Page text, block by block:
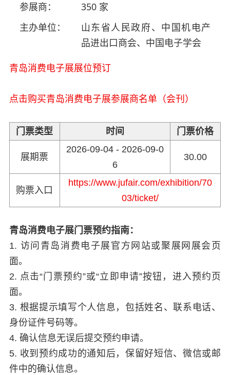
参展商：
350 家
主办单位：
山东省人民政府、中国机电产
品进出口商会、中国电子学会
青岛消费电子展展位预订
点击购买青岛消费电子展参展商名单（会刊）
门票类型 时间 门票价格
展期票
2026-09-04 - 2026-09-0
6
30.00
购票入口
https://www.jufair.com/exhibition/70
03/ticket/
青岛消费电子展门票预约指南：
1. 访问青岛消费电子展官方网站或聚展网展会页
面。
2. 点击“门票预约”或“立即申请”按钮，进入预约页
面。
3. 根据提示填写个人信息，包括姓名、联系电话、
身份证件号码等。
4. 确认信息无误后提交预约申请。
5. 收到预约成功的通知后，保留好短信、微信或邮
件中的确认信息。